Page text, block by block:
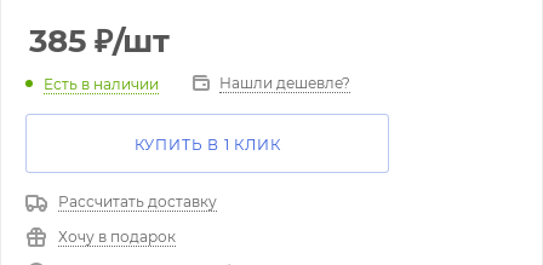
385 ₽/шт
Есть в наличии Нашли дешевле?
КУПИТЬ В 1 КЛИК
Рассчитать доставку
Хочу в подарок